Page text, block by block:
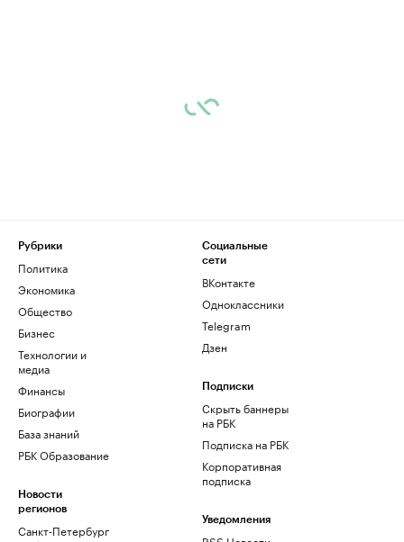
Рубрики
Политика
Экономика
Общество
Бизнес
Технологии и
медиа
Финансы
Биографии
База знаний
РБК Образование
Новости
регионов
Санкт-Петербург
Социальные
сети
ВКонтакте
Одноклассники
Telegram
Дзен
Подписки
Скрыть баннеры
на РБК
Подписка на РБК
Корпоративная
подписка
Уведомления